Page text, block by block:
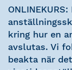
kring hur en
avslutas. Vi
beakta när